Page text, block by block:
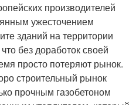
производителей
ужесточением
зданий на территории
без доработок своей
просто потеряют рынок.
строительный рынок
прочным газобетоном